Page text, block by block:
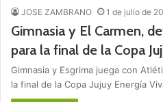
JOSE ZAMBRANO 1 de julio de
Gimnasia y El Carmen,
para la final de la Copa
Gimnasia y Esgrima juega con
la final de la Copa Jujuy Energía